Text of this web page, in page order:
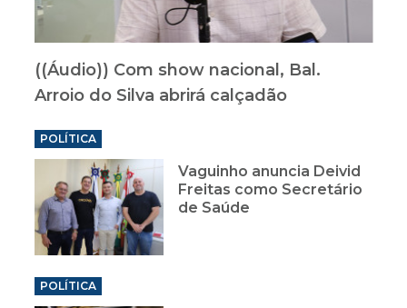
((Áudio)) Com show nacional, Bal.
Arroio do Silva abrirá calçadão
POLÍTICA
Vaguinho anuncia Deivid
Freitas como Secretário
de Saúde
POLÍTICA